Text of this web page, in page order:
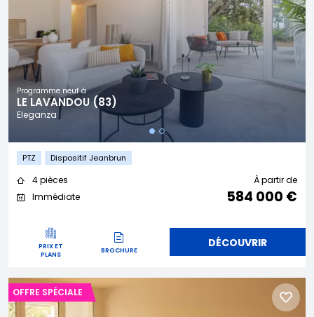
Programme neuf à
LE LAVANDOU (83)
Eleganza
PTZ Dispositif Jeanbrun
4 pièces
Immédiate
À partir de
584 000 €
PRIX ET
PLANS
BROCHURE
DÉCOUVRIR
OFFRE SPÉCIALE